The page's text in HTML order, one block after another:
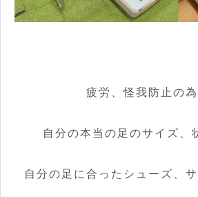
疲労、怪我防止の
自分の本当の足のサイズ、
自分の足に合ったシューズ、